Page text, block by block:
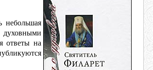
небольшая
ответы на